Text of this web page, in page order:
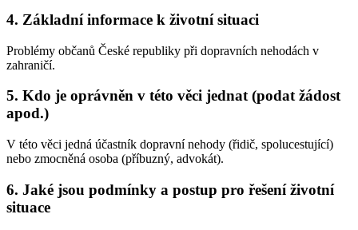
4. Základní informace k životní situaci
Problémy občanů České republiky při dopravních nehodách v
zahraničí.
5. Kdo je oprávněn v této věci jednat (podat žádost
apod.)
V této věci jedná účastník dopravní nehody (řidič, spolucestující)
nebo zmocněná osoba (příbuzný, advokát).
6. Jaké jsou podmínky a postup pro řešení životní
situace